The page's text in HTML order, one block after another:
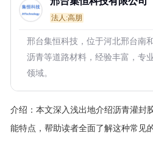
法人:高朋
邢台集恒科技，位于河北邢台南
沥青等道路材料，经验丰富，专
领域。
介绍： 本文深入浅出地介绍沥青灌封
能特点，帮助读者全面了解这种常见